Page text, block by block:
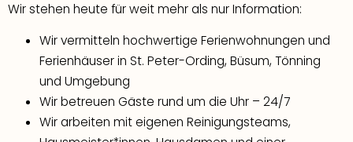
Wir stehen heute für weit mehr als nur Information:
Wir vermitteln hochwertige Ferienwohnungen und
Ferienhäuser in St. Peter-Ording, Büsum, Tönning
und Umgebung
Wir betreuen Gäste rund um die Uhr – 24/7
Wir arbeiten mit eigenen Reinigungsteams,